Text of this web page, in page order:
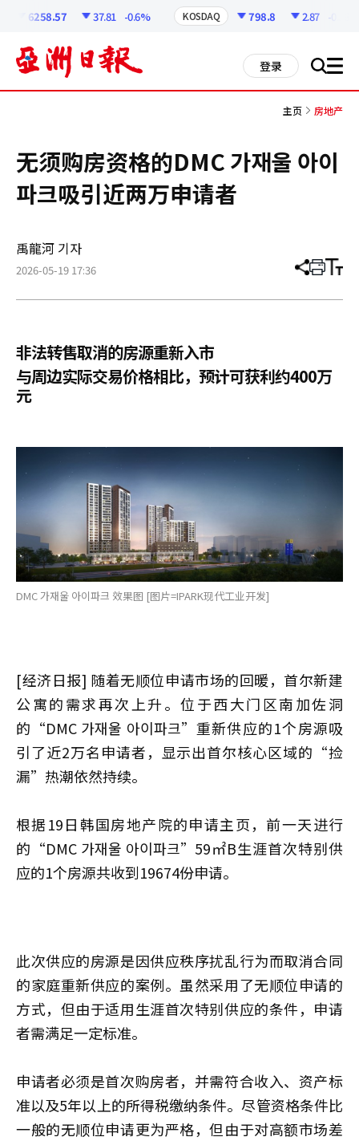
6258.57 37.81 -0.6% KOSDAQ 798.8 2.87 -0.36%
登录 搜 all
主页 房地产
无须购房资格的DMC 가재울 아이
파크吸引近两万申请者
禹龍河 기자
2026-05-19 17:36 分
章
打 调
小
非法转售取消的房源重新入市
与周边实际交易价格相比，预计可获利约400万
元
DMC 가재울 아이파크 效果图 [图片=IPARK现代工业开发]
[经济日报] 随着无顺位申请市场的回暖，首尔新建
公寓的需求再次上升。位于西大门区南加佐洞
的“DMC 가재울 아이파크”重新供应的1个房源吸
引了近2万名申请者，显示出首尔核心区域的“捡
漏”热潮依然持续。
根据19日韩国房地产院的申请主页，前一天进行
的“DMC 가재울 아이파크”59㎡B生涯首次特别供
应的1个房源共收到19674份申请。
此次供应的房源是因供应秩序扰乱行为而取消合同
的家庭重新供应的案例。虽然采用了无顺位申请的
方式，但由于适用生涯首次特别供应的条件，申请
者需满足一定标准。
申请者必须是首次购房者，并需符合收入、资产标
准以及5年以上的所得税缴纳条件。尽管资格条件比
一般的无顺位申请更为严格，但由于对高额市场差